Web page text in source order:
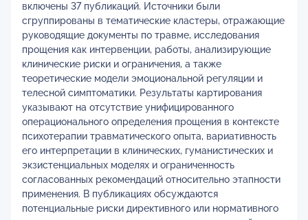
включены 37 публикаций. Источники были
сгруппированы в тематические кластеры, отражающие
руководящие документы по травме, исследования
прощения как интервенции, работы, анализирующие
клинические риски и ограничения, а также
теоретические модели эмоциональной регуляции и
телесной симптоматики. Результаты картирования
указывают на отсутствие унифицированного
операционального определения прощения в контексте
психотерапии травматического опыта, вариативность
его интерпретации в клинических, гуманистических и
экзистенциальных моделях и ограниченность
согласованных рекомендаций относительно этапности
применения. В публикациях обсуждаются
потенциальные риски директивного или нормативного